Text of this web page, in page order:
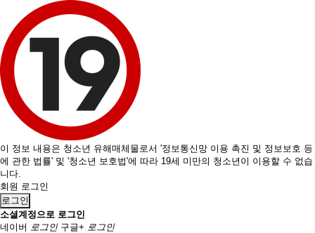
이 정보 내용은 청소년 유해매체물로서 '정보통신망 이용 촉진 및 정보보호 등
에 관한 법률' 및 '청소년 보호법'에 따라 19세 미만의 청소년이 이용할 수 없습
니다.
회원 로그인
로그인
소셜계정으로 로그인
네이버 로그인 구글+ 로그인